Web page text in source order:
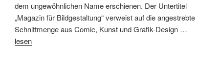
dem ungewöhnlichen Name erschienen. Der Untertitel
„Magazin für Bildgestaltung“ verweist auf die angestrebte
Schnittmenge aus Comic, Kunst und Grafik-Design …
lesen